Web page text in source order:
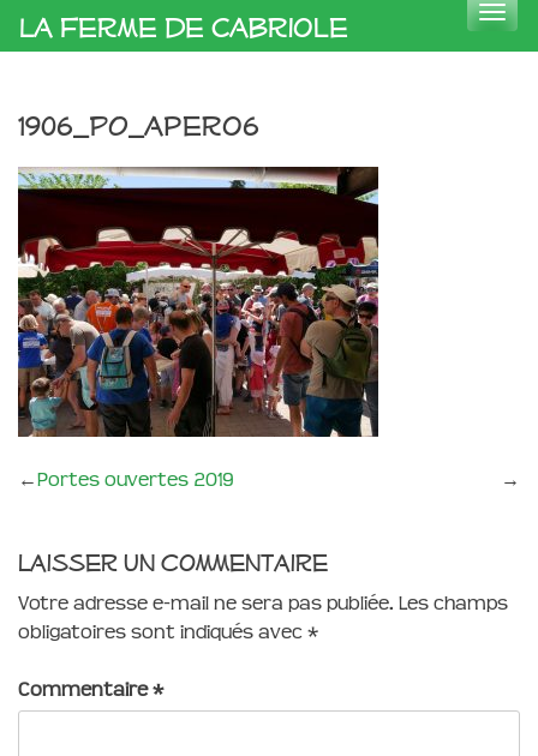
La Ferme de Cabriole
Toggle
1906_PO_apero6
←Portes ouvertes 2019 →
Laisser un commentaire
Votre adresse e-mail ne sera pas publiée. Les champs
obligatoires sont indiqués avec *
Commentaire*